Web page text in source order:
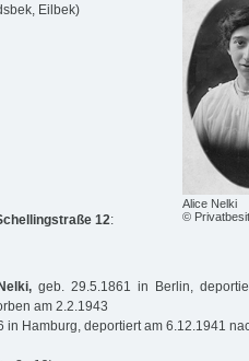
Alice Nelki
©
Eilbek)
12:
geb. 29.5.1861 in Berlin,
am 2.2.1943
in Hamburg, deportiert am 6.12.1941